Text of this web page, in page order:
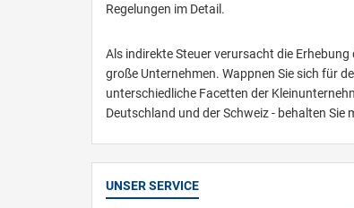
Regelungen im Detail.
Als indirekte Steuer verursacht die
große Unternehmen. Wappnen Sie sich für
unterschiedliche Facetten der
Deutschland und der Schweiz - behalten
UNSER SERVICE